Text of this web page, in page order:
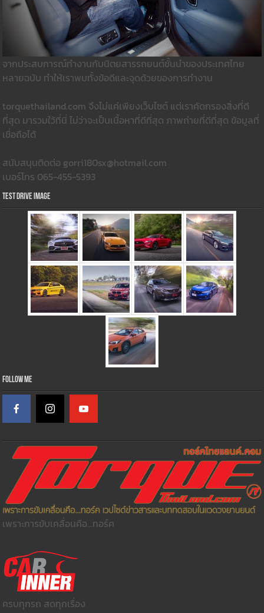
จากประสบการณ์ทำงานกับนิตยสารรถยนต์ชั้นนำของประเทศไทย
หลายฉบับ ทำให้เราพบทั้งข้อดีและจุดด้วยของการทำงาน
torquethailand.com จึงไม่แค่เพียงเว็บไซต์ แต่เราคัดกรองสิ่งที่ดี
ที่สุด มารวมใว้ที่นี่ ไม่ว่าจะเป็นเนื้อหาที่ดีที่สุด ภาพถ่ายที่ดีที่สุด ข้อมูลที่
เชื่อถือได้
สนับสนุนติดต่อ gorri180sx@hotmail.com
เบอร์โทร 065-455-5393
Test Drive Image
Follow Me
เพราะการขับเคลื่อนคือ...ทอร์ค
ครบทุกรถ สดทุกเรื่อง